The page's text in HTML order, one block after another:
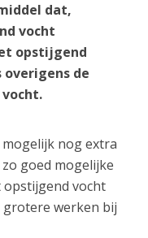
dat,
vocht
opstijgend
de
nog extra
goed mogelijke
vocht
werken bij